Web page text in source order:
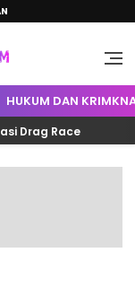
HUKUM DAN
Race